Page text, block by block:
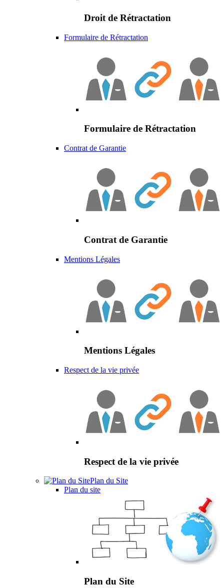
Droit de Rétractation
Formulaire de Rétractation
Formulaire de Rétractation
Contrat de Garantie
Contrat de Garantie
Mentions Légales
Mentions Légales
Respect de la vie privée
Respect de la vie privée
Plan du Site
Plan du site
Plan du Site